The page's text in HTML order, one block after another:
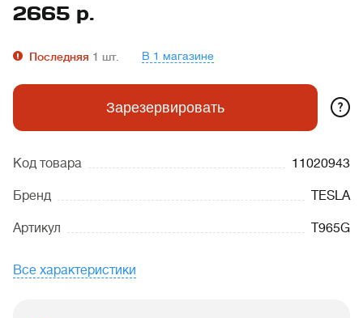
2665 р.
Последняя 1 шт. В 1 магазине
Зарезервировать ?
Код товара 11020943
Бренд TESLA
Артикул T965G
Все характеристики